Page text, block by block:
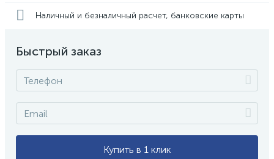
Наличный и безналичный расчет, банковские карты
Быстрый заказ
Купить в 1 клик